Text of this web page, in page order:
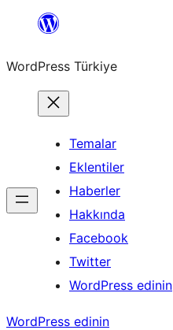
İçeriğe
WordPress Türkiye
Temalar
Eklentiler
Haberler
Hakkında
Facebook
Twitter
WordPress edinin
WordPress edinin